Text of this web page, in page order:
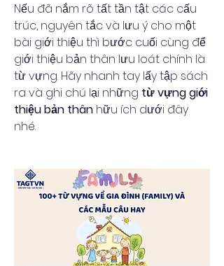
Nếu đã nắm rõ tất tần tật các cấu
trúc, nguyên tắc và lưu ý cho một
bài giới thiệu thì bước cuối cùng để
giới thiệu bản thân lưu loát chính là
từ vựng. Hãy nhanh tay lấy tập sách
ra và ghi chú lại những từ vựng giới
thiệu bản thân hữu ích dưới đây
nhé.